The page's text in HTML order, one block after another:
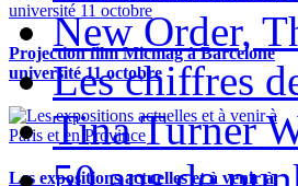
Projection film Micmag à Barcelone
université 11 octobre
Les expositions actuelles et à venir à
New Order,
Les chiffres
Tina Turner